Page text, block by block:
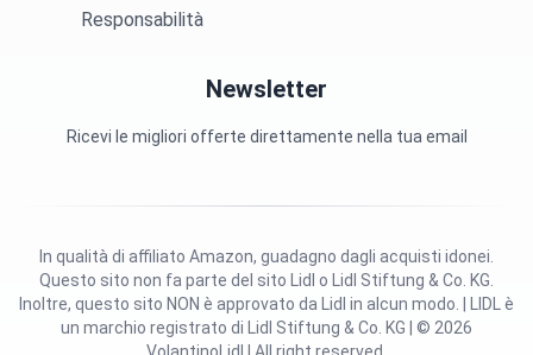
Responsabilità
Newsletter
Ricevi le migliori offerte direttamente nella tua email
Questo sito non fa parte del sito Lidl o Lidl Stiftung & Co. KG.
Inoltre, questo sito NON è approvato da Lidl in alcun modo. | LIDL è
un marchio registrato di Lidl Stiftung & Co. KG | © 2026
In qualità di affiliato Amazon, guadagno dagli acquisti idonei.